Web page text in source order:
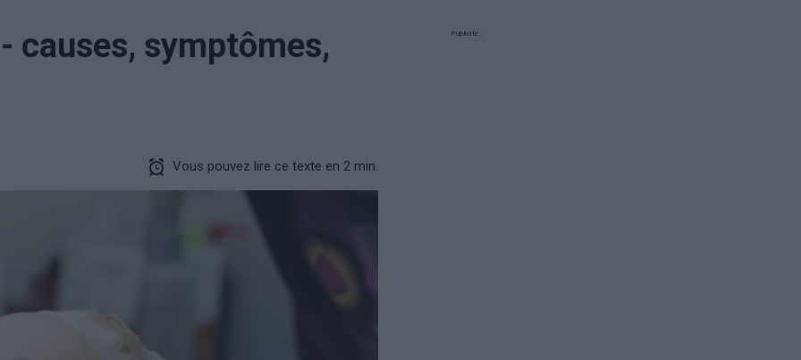
causes, symptômes,
Vous pouvez lire ce texte en 2 min.
Publicité: